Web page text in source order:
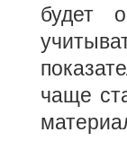
будет
чаще